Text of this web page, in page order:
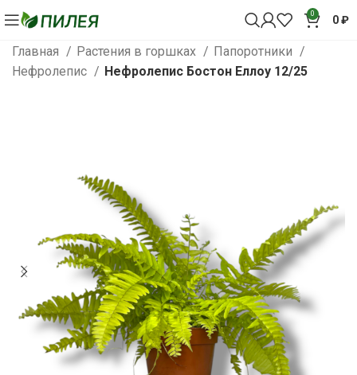
0 0₽
Главная Растения в горшках
Папоротники
Нефролепис
Нефролепис Бостон Еллоу 12/25